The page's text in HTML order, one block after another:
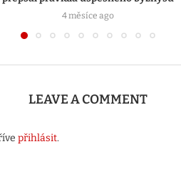
4 měsíce ago
LEAVE A COMMENT
přihlásit.